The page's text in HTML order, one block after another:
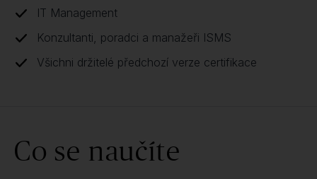
IT Management
Konzultanti, poradci a manažeři ISMS
Všichni držitelé předchozí verze certifikace
Co se naučíte